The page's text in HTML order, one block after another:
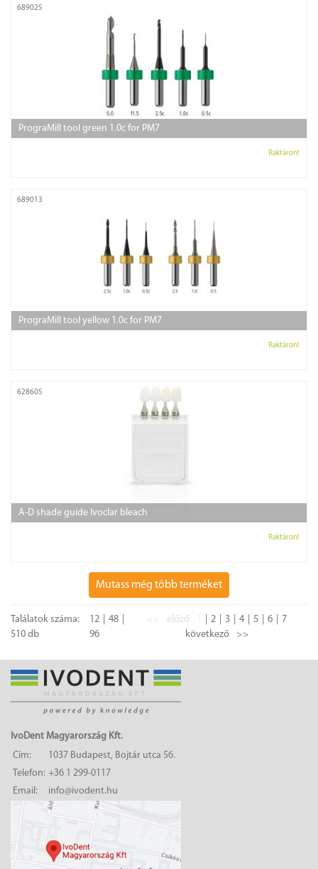
689025
PrograMill tool green 1.0c for PM7
Raktáron!
689013
PrograMill tool yellow 1.0c for PM7
Raktáron!
628605
A-D shade guide Ivoclar bleach
Raktáron!
Mutass még több terméket
Találatok száma:
510 db
12
48
96
<< előző 2 3 4 5 6
7
következő
>>
IvoDent Magyarország Kft.
Cím:
1037 Budapest, Bojtár utca 56.
Telefon: +36 1 299-0117
Email:
info@ivodent.hu